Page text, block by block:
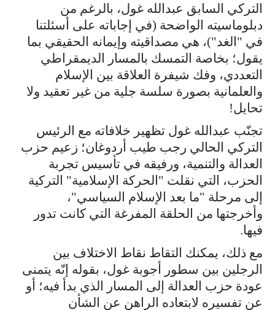
التركي السابق عبدالله غول، بالرغم من
دبلوماسيته الواضحة (في إجاباته على أسئلتنا
في "الغد")، هي مصداقيته وإيمانه الحقيقي بما
يقول؛ بخاصة التمسك بالمسار الديمقراطي
التعددي، وفك شيفرة العلاقة بين الإسلام
والعلمانية بصورة سلسة جلية من غير تعقيد ولا
تحايل!
تجنّب عبدالله غول تظهير خلافاته مع الرئيس
التركي الحالي رجب طيب أردوغان؛ زعيم حزب
العدالة والتنمية، ورفيقه في تأسيس تجربة
الحزب، التي نقلت "الحركة الإسلامية" التركية
إلى مرحلة "ما بعد الإسلام السياسي"،
وأخرجتها من الحلقة المفرغة التي كانت تدور
فيها.
مع ذلك، يمكنك التقاط نقاط الاختلاف بين
الرجلين بين سطور أجوبة غول، بقوله إنّه يتمنى
عودة حزب العدالة إلى المسار الذي بدأ فيه؛ أو
عن تفسيره لابتعاده الراهن عن الشأن